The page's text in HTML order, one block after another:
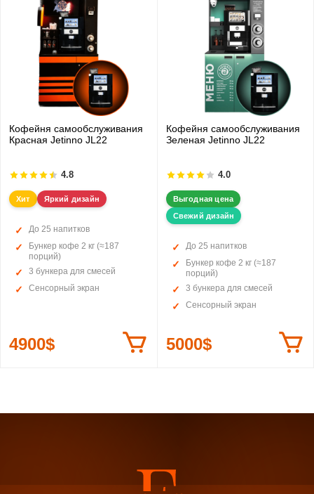
Кофейня самообслуживания
Красная Jetinno JL22
4.8
Хит Яркий дизайн
До 25 напитков
Бункер кофе 2 кг (≈187
порций)
3 бункера для смесей
Сенсорный экран
4900$
Кофейня самообслуживания
Зеленая Jetinno JL22
4.0
Выгодная цена
Свежий дизайн
До 25 напитков
Бункер кофе 2 кг (≈187
порций)
3 бункера для смесей
Сенсорный экран
5000$